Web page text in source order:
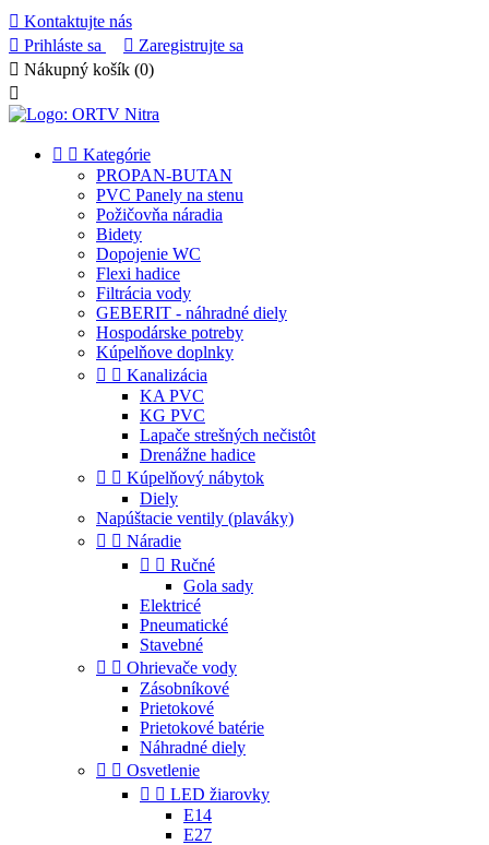
 Kontaktujte nás
 Prihláste sa  Zaregistrujte sa
 Nákupný košík (0)

  Kategórie
PROPAN-BUTAN
PVC Panely na stenu
Požičovňa náradia
Bidety
Dopojenie WC
Flexi hadice
Filtrácia vody
GEBERIT - náhradné diely
Hospodárske potreby
Kúpelňove doplnky
  Kanalizácia
KA PVC
KG PVC
Lapače strešných nečistôt
Drenážne hadice
  Kúpelňový nábytok
Diely
Napúštacie ventily (plaváky)
  Náradie
  Ručné
Gola sady
Elektricé
Pneumatické
Stavebné
  Ohrievače vody
Zásobníkové
Prietokové
Prietokové batérie
Náhradné diely
  Osvetlenie
  LED žiarovky
E14
E27